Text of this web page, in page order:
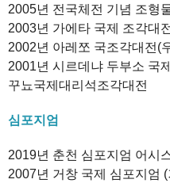
2005년 전국체전 기념 조형
2003년 가에타 국제 조각대
2002년 아레쪼 국조각대전(
2001년 시르데냐 두부소 국
꾸뇨국제대리석조각대전
심포지엄
2019년 춘천 심포지엄 어시
2007년 거창 국제 심포지엄